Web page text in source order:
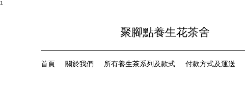
1
聚腳點養生花茶舍
首頁 關於我們 所有養生茶系列及款式 付款方式及運送